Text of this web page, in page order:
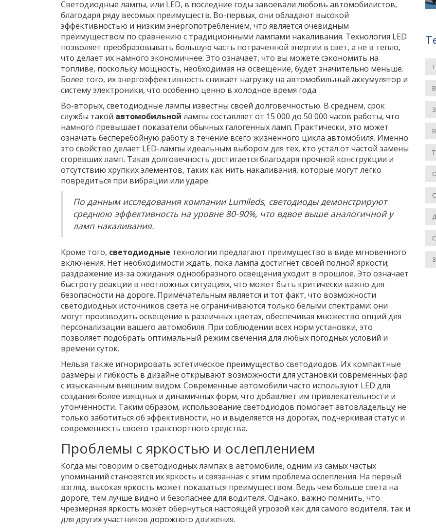
Светодиодные лампы, или LED, в последние годы завоевали любовь автомобилистов,
благодаря ряду весомых преимуществ. Во-первых, они обладают высокой
эффективностью и низким энергопотреблением, что является очевидным
преимуществом по сравнению с традиционными лампами накаливания. Технология LED
позволяет преобразовывать большую часть потраченной энергии в свет, а не в тепло,
что делает их намного экономичнее. Это означает, что вы можете сэкономить на
топливе, поскольку мощность, необходимая на освещение, будет значительно меньше.
Более того, их энергоэффективность снижает нагрузку на автомобильный аккумулятор и
систему электроники, что особенно ценно в холодное время года.
Во-вторых, светодиодные лампы известны своей долговечностью. В среднем, срок
службы такой автомобильной лампы составляет от 15 000 до 50 000 часов работы, что
намного превышает показатели обычных галогенных ламп. Практически, это может
означать бесперебойную работу в течение всего жизненного цикла автомобиля. Именно
это свойство делает LED-лампы идеальным выбором для тех, кто устал от частой замены
сгоревших ламп. Такая долговечность достигается благодаря прочной конструкции и
отсутствию хрупких элементов, таких как нить накаливания, которые могут легко
повредиться при вибрации или ударе.
По данным исследования компании Lumileds, светодиоды демонстрируют
среднюю эффективность на уровне 80-90%, что вдвое выше аналогичной у
ламп накаливания.
Кроме того, светодиодные технологии предлагают преимущество в виде мгновенного
включения. Нет необходимости ждать, пока лампа достигнет своей полной яркости;
раздражение из-за ожидания однообразного освещения уходит в прошлое. Это означает
быстроту реакции в неотложных ситуациях, что может быть критически важно для
безопасности на дороге. Примечательным является и тот факт, что возможности
светодиодных источников света не ограничиваются только белыми спектрами: они
могут производить освещение в различных цветах, обеспечивая множество опций для
персонализации вашего автомобиля. При соблюдении всех норм установки, это
позволяет подобрать оптимальный режим свечения для любых погодных условий и
времени суток.
Нельзя также игнорировать эстетическое преимущество светодиодов. Их компактные
размеры и гибкость в дизайне открывают возможности для установки современных фар
с изысканным внешним видом. Современные автомобили часто используют LED для
создания более изящных и динамичных форм, что добавляет им привлекательности и
утонченности. Таким образом, использование светодиодов помогает автовладельцу не
только заботиться об эффективности, но и выделяется на дорогах, подчеркивая статус и
современность своего транспортного средства.
Проблемы с яркостью и ослеплением
Когда мы говорим о светодиодных лампах в автомобиле, одним из самых частых
упоминаний становятся их яркость и связанная с этим проблема ослепления. На первый
взгляд, высокая яркость может показаться преимуществом. Ведь чем больше света на
дороге, тем лучше видно и безопаснее для водителя. Однако, важно помнить, что
чрезмерная яркость может обернуться настоящей угрозой как для самого водителя, так и
для других участников дорожного движения.